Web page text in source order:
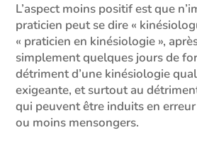
L’aspect moins positif est que
praticien peut se dire «
« praticien en kinésiologie »,
simplement quelques jours de
détriment d’une kinésiologie
exigeante, et surtout au
qui peuvent être induits en
ou moins mensongers.